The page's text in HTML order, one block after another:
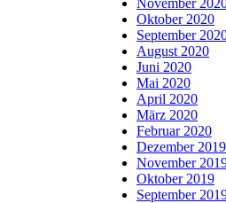
Oktober 2020
September
August 2020
Juni 2020
Mai 2020
April 2020
März 2020
Februar 2020
Dezember 2019
November
Oktober 2019
September